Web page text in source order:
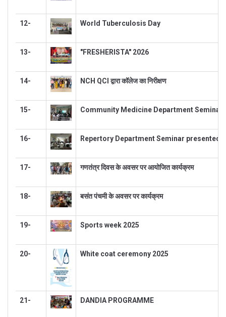
12- World Tuberculosis Day
13- "FRESHERISTA" 2026
14- NCH QCI द्वारा कॉलेज का निरीक्षण
15- Community Medicine Department Seminar
16- Repertory Department Seminar presented
17- गणतंत्र दिवस के अवसर पर आयोजित कार्यक्रम
18- बसंत पंचमी के अवसर पर कार्यक्रम
19- Sports week 2025
20- White coat ceremony 2025
21- DANDIA PROGRAMME